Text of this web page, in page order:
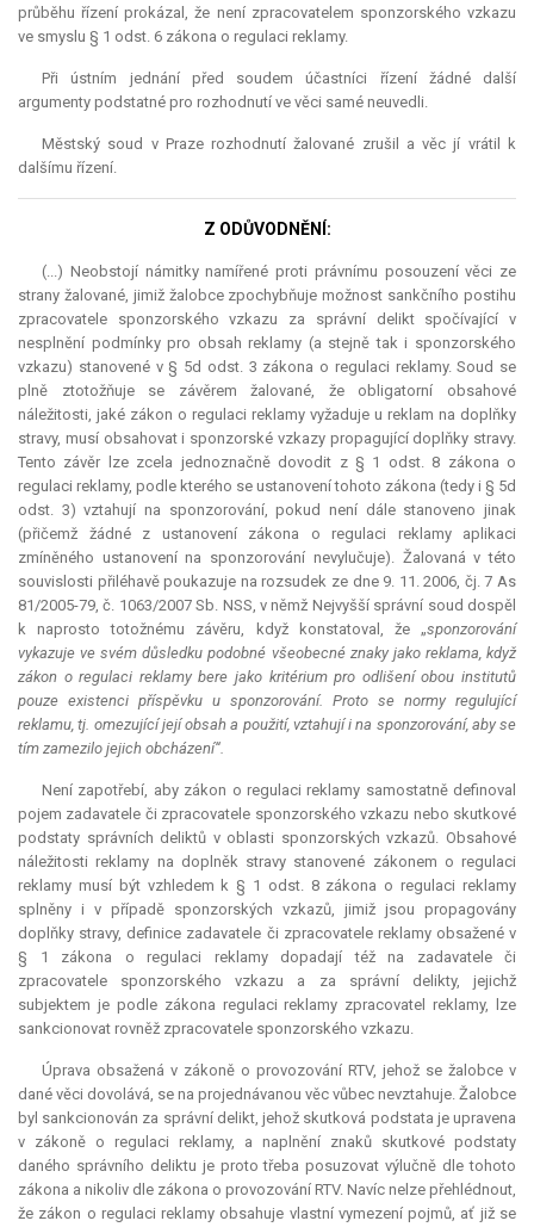
průběhu řízení prokázal, že není zpracovatelem sponzorského vzkazu
ve smyslu § 1 odst. 6 zákona o regulaci reklamy.
Při ústním jednání před soudem účastníci řízení žádné další
argumenty podstatné pro rozhodnutí ve věci samé neuvedli.
Městský soud v Praze rozhodnutí žalované zrušil a věc jí vrátil k
dalšímu řízení.
Z ODŮVODNĚNÍ:
(...) Neobstojí námitky namířené proti právnímu posouzení věci ze
strany žalované, jimiž žalobce zpochybňuje možnost sankčního postihu
zpracovatele sponzorského vzkazu za správní delikt spočívající v
nesplnění podmínky pro obsah reklamy (a stejně tak i sponzorského
vzkazu) stanovené v § 5d odst. 3 zákona o regulaci reklamy. Soud se
plně ztotožňuje se závěrem žalované, že obligatorní obsahové
náležitosti, jaké zákon o regulaci reklamy vyžaduje u reklam na doplňky
stravy, musí obsahovat i sponzorské vzkazy propagující doplňky stravy.
Tento závěr lze zcela jednoznačně dovodit z § 1 odst. 8 zákona o
regulaci reklamy, podle kterého se ustanovení tohoto zákona (tedy i § 5d
odst. 3) vztahují na sponzorování, pokud není dále stanoveno jinak
(přičemž žádné z ustanovení zákona o regulaci reklamy aplikaci
zmíněného ustanovení na sponzorování nevylučuje). Žalovaná v této
souvislosti přiléhavě poukazuje na rozsudek ze dne 9. 11. 2006, čj. 7 As
81/2005-79, č. 1063/2007 Sb. NSS, v němž Nejvyšší správní soud dospěl
k naprosto totožnému závěru, když konstatoval, že „sponzorování
vykazuje ve svém důsledku podobné všeobecné znaky jako reklama, když
zákon o regulaci reklamy bere jako kritérium pro odlišení obou institutů
pouze existenci příspěvku u sponzorování. Proto se normy regulující
reklamu, tj. omezující její obsah a použití, vztahují i na sponzorování, aby se
tím zamezilo jejich obcházení“.
Není zapotřebí, aby zákon o regulaci reklamy samostatně definoval
pojem zadavatele či zpracovatele sponzorského vzkazu nebo skutkové
podstaty správních deliktů v oblasti sponzorských vzkazů. Obsahové
náležitosti reklamy na doplněk stravy stanovené zákonem o regulaci
reklamy musí být vzhledem k § 1 odst. 8 zákona o regulaci reklamy
splněny i v případě sponzorských vzkazů, jimiž jsou propagovány
doplňky stravy, definice zadavatele či zpracovatele reklamy obsažené v
§ 1 zákona o regulaci reklamy dopadají též na zadavatele či
zpracovatele sponzorského vzkazu a za správní delikty, jejichž
subjektem je podle zákona regulaci reklamy zpracovatel reklamy, lze
sankcionovat rovněž zpracovatele sponzorského vzkazu.
Úprava obsažená v zákoně o provozování RTV, jehož se žalobce v
dané věci dovolává, se na projednávanou věc vůbec nevztahuje. Žalobce
byl sankcionován za správní delikt, jehož skutková podstata je upravena
v zákoně o regulaci reklamy, a naplnění znaků skutkové podstaty
daného správního deliktu je proto třeba posuzovat výlučně dle tohoto
zákona a nikoliv dle zákona o provozování RTV. Navíc nelze přehlédnout,
že zákon o regulaci reklamy obsahuje vlastní vymezení pojmů, ať již se